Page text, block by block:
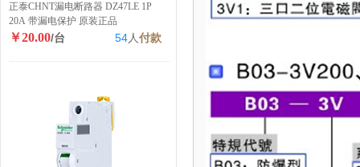
正泰CHNT漏电断路器 DZ47LE 1P
20A 带漏电保护 原装正品
￥20.00/台 54人付款